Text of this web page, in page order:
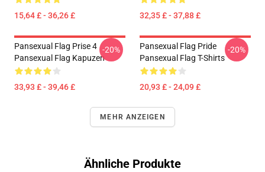
15,64 £ - 36,26 £ 32,35 £ - 37,88 £
Pansexual Flag Prise 4
Pansexual Flag Kapuzen
33,93 £ - 39,46 £
-20%
Pansexual Flag Pride
Pansexual Flag T-Shirts
20,93 £ - 24,09 £
-20%
MEHR ANZEIGEN
Ähnliche Produkte